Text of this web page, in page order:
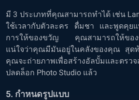
มี 3 ประเภทที่คุณสามารถทำได้ เช่น
ใช้เวลากับตัวละคร ดื่มชา และพูดคุย
การให้ของขวัญ คุณสามารถให้ของ
แน่ใจว่าคุณมีมันอยู่ในคลังของคุณ สุด
คุณจะถ่ายภาพเพื่อสร้างอัลบั้มและตรว
ปลดล็อก Photo Studio แล้ว
5. กำหนดรูปแบบ